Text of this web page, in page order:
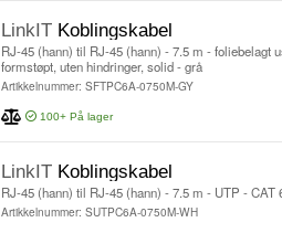
LinkIT Koblingskabel
RJ-45 (hann) til RJ-45 (hann) - 7.5 m - foliebelagt
formstøpt, uten hindringer, solid - grå
Artikkelnummer: SFTPC6A-0750M-GY
100+ På lager
LinkIT Koblingskabel
RJ-45 (hann) til RJ-45 (hann) - 7.5 m - UTP -
Artikkelnummer: SUTPC6A-0750M-WH